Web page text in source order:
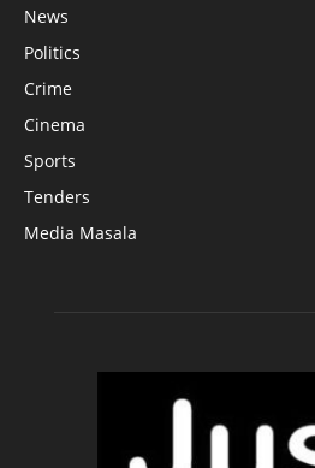
News
Politics
Crime
Cinema
Sports
Tenders
Media Masala